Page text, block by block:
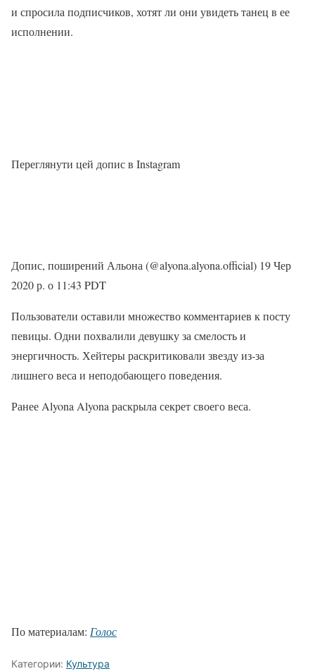
и спросила подписчиков, хотят ли они увидеть танец в ее
исполнении.
Переглянути цей допис в Instagram
Допис, поширений Альона (@alyona.alyona.official) 19 Чер
2020 р. о 11:43 PDT
Пользователи оставили множество комментариев к посту
певицы. Одни похвалили девушку за смелость и
энергичность. Хейтеры раскритиковали звезду из-за
лишнего веса и неподобающего поведения.
Ранее Alyona Alyona раскрыла секрет своего веса.
По материалам: Голос
Категории: Культура